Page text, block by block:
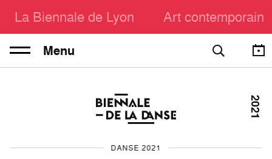
La Biennale de Lyon Art contemporain
Menu
DANSE 2021
2021